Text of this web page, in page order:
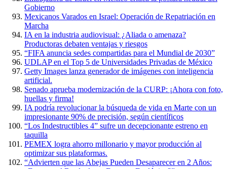
Gobierno
Mexicanos Varados en Israel: Operación de Repatriación en
Marcha
IA en la industria audiovisual: ¿Aliada o amenaza?
Productoras debaten ventajas y riesgos
“FIFA anuncia sedes compartidas para el Mundial de 2030”
UDLAP en el Top 5 de Universidades Privadas de México
Getty Images lanza generador de imágenes con inteligencia
artificial.
Senado aprueba modernización de la CURP: ¡Ahora con foto,
huellas y firma!
IA podría revolucionar la búsqueda de vida en Marte con un
impresionante 90% de precisión, según científicos
“Los Indestructibles 4” sufre un decepcionante estreno en
taquilla
PEMEX logra ahorro millonario y mayor producción al
optimizar sus plataformas.
“Advierten que las Abejas Pueden Desaparecer en 2 Años: